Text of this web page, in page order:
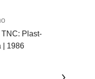
Plast-
| 1986